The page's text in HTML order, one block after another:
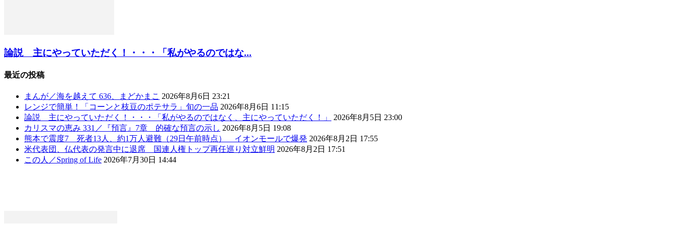
論説 主にやっていただく！・・・「私がやるのではな...
最近の投稿
まんが／海を越えて 636、まどかまこ 2026年8月6日 23:21
レンジで簡単！「コーンと枝豆のポテサラ」旬の一品 2026年8月6日 11:15
論説 主にやっていただく！・・・「私がやるのではなく、主にやっていただく！」
2026年8月5日 23:00
カリスマの恵み 331／『預言』7章 的確な預言の示し 2026年8月5日 19:08
熊本で震度7 死者13人、約1万人避難（29日午前時点） イオンモールで爆発 2026年8月2日 17:55
米代表団、仏代表の発言中に退席 国連人権トップ再任巡り対立鮮明 2026年8月2日 17:51
この人／Spring of Life 2026年7月30日 14:44